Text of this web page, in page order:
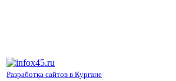
Разработка сайтов в Кургане